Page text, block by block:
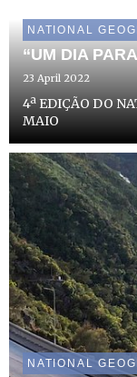
“UM DIA
23 April 2022
4ª EDIÇÃO DO
MAIO